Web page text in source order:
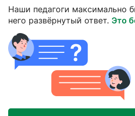
Наши педагоги максимально
него развёрнутый ответ. Это